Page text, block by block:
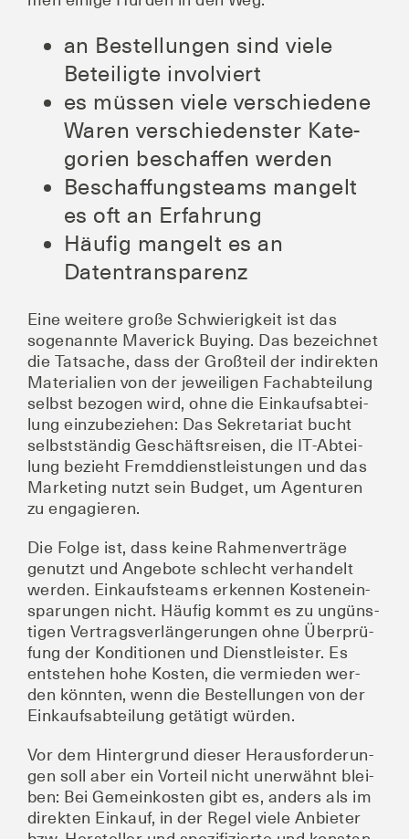
an Bestel­lun­gen sind vie­le
Betei­lig­te involviert
es müs­sen vie­le ver­schie­de­ne
Waren ver­schie­dens­ter Kate­
go­rien beschaf­fen werden
Beschaf­fungs­teams man­gelt
es oft an Erfahrung
Häu­fig man­gelt es an
Datentransparenz
Eine wei­te­re gro­ße Schwie­rig­keit ist das
soge­nann­te Maverick Buy­ing. Das bezeich­net
die Tat­sa­che, dass der Groß­teil der indi­rek­ten
Mate­ria­li­en von der jewei­li­gen Fach­ab­tei­lung
selbst bezo­gen wird, ohne die Ein­kaufs­ab­tei­
lung ein­zu­be­zie­hen: Das Sekre­ta­ri­at bucht
selbst­stän­dig Geschäfts­rei­sen, die IT-Abtei­
lung bezieht Fremd­dienst­leis­tun­gen und das
Mar­ke­ting nutzt sein Bud­get, um Agen­tu­ren
zu engagieren.
Die Fol­ge ist, dass kei­ne Rah­men­ver­trä­ge
genutzt und Ange­bo­te schlecht ver­han­delt
wer­den. Ein­kaufs­teams erken­nen Kos­ten­ein­
spa­run­gen nicht. Häu­fig kommt es zu ungüns­
ti­gen Ver­trags­ver­län­ge­run­gen ohne Über­prü­
fung der Kon­di­tio­nen und Dienst­leis­ter. Es
ent­ste­hen hohe Kos­ten, die ver­mie­den wer­
den könn­ten, wenn die Bestel­lun­gen von der
Ein­kaufs­ab­tei­lung getä­tigt würden.
Vor dem Hin­ter­grund die­ser Her­aus­for­de­run­
gen soll aber ein Vor­teil nicht uner­wähnt blei­
ben: Bei Gemein­kos­ten gibt es, anders als im
direk­ten Ein­kauf, in der Regel vie­le Anbie­ter